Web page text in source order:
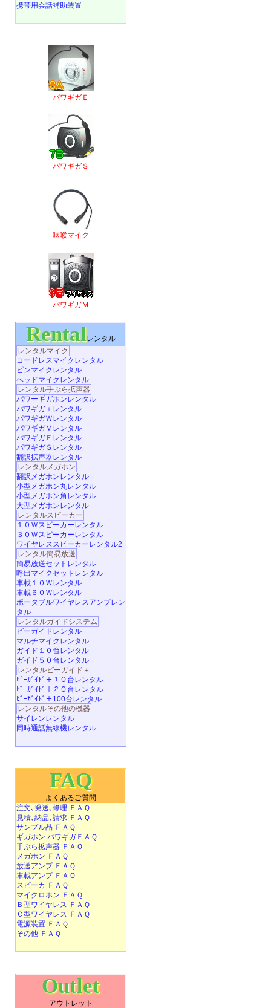
携帯用会話補助装置
パワギガＥ
パワギガＳ
咽喉マイク
パワギガＭ
Rentalレンタル
レンタルマイク
コードレスマイクレンタル
ピンマイクレンタル
ヘッドマイクレンタル
レンタル手ぶら拡声器
パワーギガホンレンタル
パワギガ＋レンタル
パワギガＷレンタル
パワギガＭレンタル
パワギガＥレンタル
パワギガＳレンタル
翻訳拡声器レンタル
レンタルメガホン
翻訳メガホンレンタル
小型メガホン丸レンタル
小型メガホン角レンタル
大型メガホンレンタル
レンタルスピーカー
１０Ｗスピーカーレンタル
３０Ｗスピーカーレンタル
ワイヤレススピーカーレンタル2
レンタル簡易放送
簡易放送セットレンタル
呼出マイクセットレンタル
車載１０Ｗレンタル
車載６０Ｗレンタル
ポータブルワイヤレスアンプレン
タル
レンタルガイドシステム
ビーガイドレンタル
マルチマイクレンタル
ガイド１０台レンタル
ガイド５０台レンタル
レンタルビーガイド＋
ﾋﾞｰｶﾞｲﾄﾞ＋１０台レンタル
ﾋﾞｰｶﾞｲﾄﾞ＋２０台レンタル
ﾋﾞｰｶﾞｲﾄﾞ＋100台レンタル
レンタルその他の機器
サイレンレンタル
同時通話無線機レンタル
FAQ
よくあるご質問
注文､発送､修理 ＦＡＱ
見積､納品､請求 ＦＡＱ
サンプル品 ＦＡＱ
ギガホン パワギガＦＡＱ
手ぶら拡声器 ＦＡＱ
メガホン ＦＡＱ
放送アンプ ＦＡＱ
車載アンプ ＦＡＱ
スピーカ ＦＡＱ
マイクロホン ＦＡＱ
Ｂ型ワイヤレス ＦＡＱ
Ｃ型ワイヤレス ＦＡＱ
電源装置 ＦＡＱ
その他 ＦＡＱ
Outlet
アウトレット